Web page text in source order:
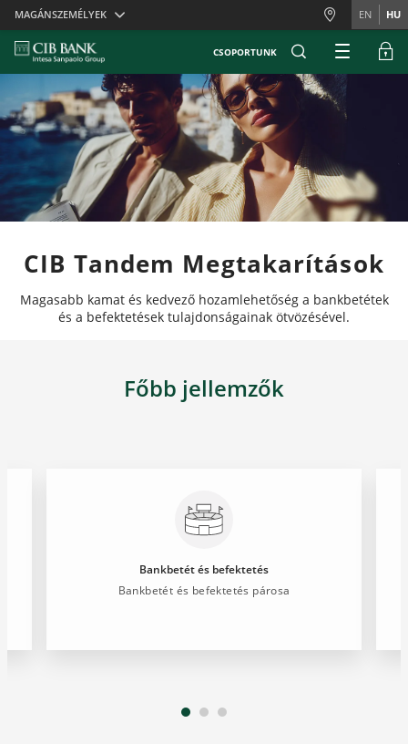
Skiplinks
MAGÁNSZEMÉLYEK EN HU
CSOPORTUNK
CIB Tandem Megtakarítások
Magasabb kamat és kedvező hozamlehetőség a bankbetétek
és a befektetések tulajdonságainak ötvözésével.
Főbb jellemzők
Bankbetét és befektetés
Bankbetét és befektetés párosa